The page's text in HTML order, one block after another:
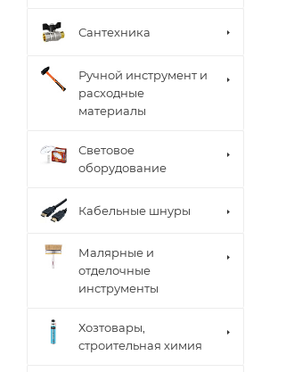
Сантехника
Ручной инструмент и
расходные
материалы
Световое
оборудование
Кабельные шнуры
Малярные и
отделочные
инструменты
Хозтовары,
строительная химия